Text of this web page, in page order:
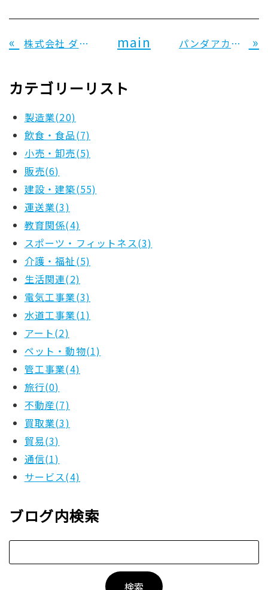
« 株式会社 ダイキ 様 main パンダアカデミーきょうと 様 »
カテゴリーリスト
製造業(20)
飲食・食品(7)
小売・卸売(5)
販売(6)
建設・建築(55)
運送業(3)
教育関係(4)
スポーツ・フィットネス(3)
介護・福祉(5)
生活関連(2)
電気工事業(3)
水道工事業(1)
アート(2)
ペット・動物(1)
管工事業(4)
旅行(0)
不動産(7)
買取業(3)
貿易(3)
通信(1)
サービス(4)
ブログ内検索